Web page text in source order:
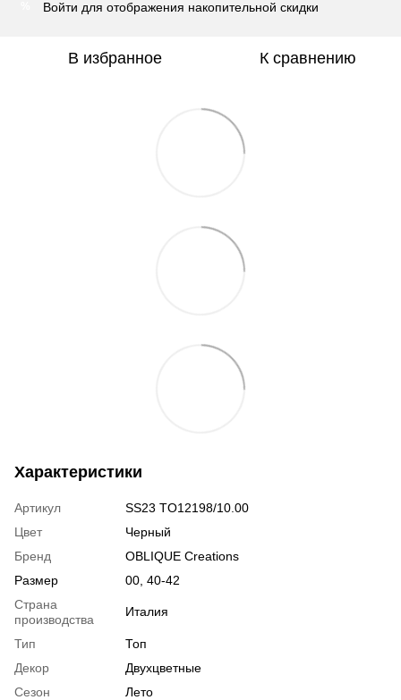
Войти для отображения накопительной скидки
В избранное К сравнению
Характеристики
Артикул
SS23 TO12198/10.00
Цвет
Черный
Бренд
OBLIQUE Creations
Размер
00, 40-42
Страна
производства
Италия
Тип
Топ
Декор
Двухцветные
Сезон
Лето